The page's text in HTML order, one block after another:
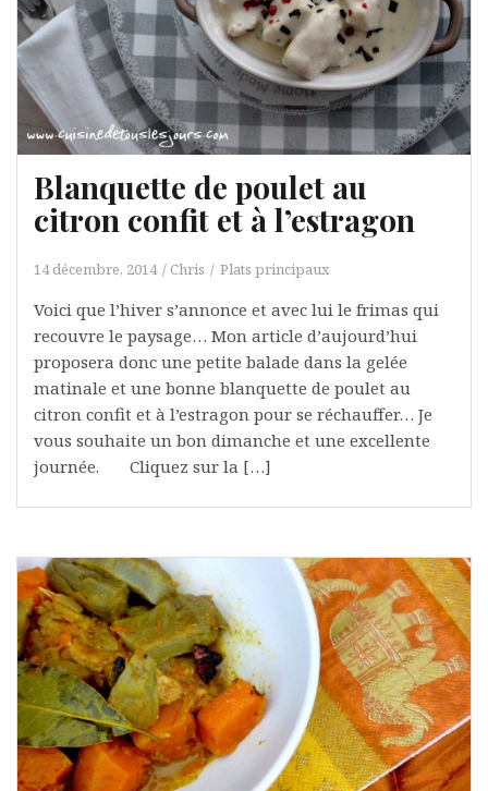
Blanquette de poulet au
citron confit et à l’estragon
14 décembre, 2014 Chris Plats principaux
Voici que l’hiver s’annonce et avec lui le frimas qui
recouvre le paysage… Mon article d’aujourd’hui
proposera donc une petite balade dans la gelée
matinale et une bonne blanquette de poulet au
citron confit et à l’estragon pour se réchauffer… Je
vous souhaite un bon dimanche et une excellente
journée. Cliquez sur la […]